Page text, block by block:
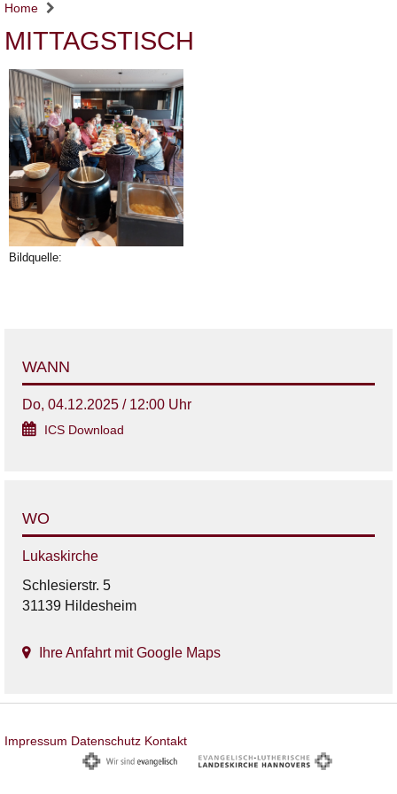
Home
MITTAGSTISCH
Bildquelle:
WANN
Do, 04.12.2025 / 12:00 Uhr
ICS Download
WO
Lukaskirche
Schlesierstr. 5
31139 Hildesheim
Ihre Anfahrt mit Google Maps
Impressum Datenschutz Kontakt